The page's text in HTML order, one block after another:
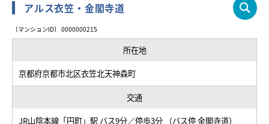
アルス衣笠・金閣寺道
〔マンションID〕 0000000215
所在地
京都府京都市北区衣笠北天神森町
交通
JR山陰本線「円町」駅 バス9分／停歩3分 （バス停 金閣寺道）